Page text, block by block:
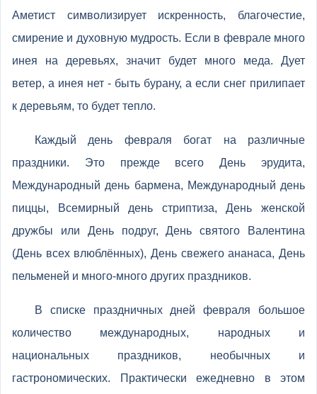
Аметист символизирует искренность, благочестие,
смирение и духовную мудрость. Если в феврале много
инея на деревьях, значит будет много меда. Дует
ветер, а инея нет - быть бурану, а если снег прилипает
к деревьям, то будет тепло.
Каждый день февраля богат на различные
праздники. Это прежде всего День эрудита,
Международный день бармена, Международный день
пиццы, Всемирный день стриптиза, День женской
дружбы или День подруг, День cвятого Валентина
(День всех влюблённых), День свежего ананаса, День
пельменей и много-много других праздников.
В списке праздничных дней февраля большое
количество международных, народных и
национальных праздников, необычных и
гастрономических. Практически ежедневно в этом